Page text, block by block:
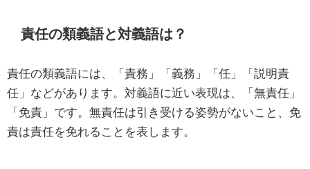
責任の類義語と対義語は？
責任の類義語には、「責務」「義務」「任」「説明責
任」などがあります。対義語に近い表現は、「無責任」
「免責」です。無責任は引き受ける姿勢がないこと、免
責は責任を免れることを表します。